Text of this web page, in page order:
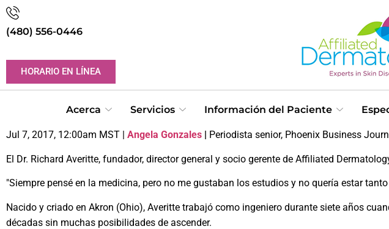
(480) 556-0446
HORARIO EN LÍNEA
Acerca Servicios Información del Paciente
Jul 7, 2017, 12:00am MST | Angela Gonzales Periodista senior, Phoenix Business
El Dr. Richard Averitte, fundador, director general y socio gerente de Affiliated
"Siempre pensé en la medicina, pero no me gustaban los estudios y no quería estar
Nacido y criado en Akron (Ohio), Averitte trabajó como ingeniero durante siete años
décadas sin muchas posibilidades de ascender.